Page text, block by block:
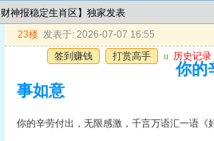
神报稳定生肖区】独家发表
23楼 发表于: 2026-07-07 16:55
签到赚钱
打赏高手 u 历史记录
你的
事如意
你的辛劳付出，无限感激，千言万语汇一语《